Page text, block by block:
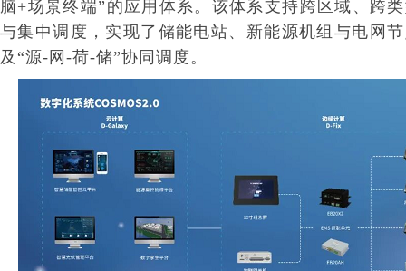
脑+场景终端”的应用体系。该体系支持跨区域、跨
与集中调度，实现了储能电站、新能源机组与电网
及“源-网-荷-储”协同调度。